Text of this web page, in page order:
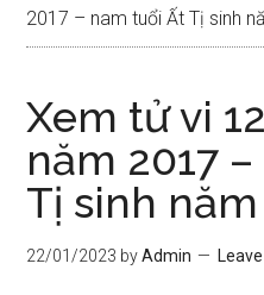
2017 – nam tuổi Ất Tị sinh
Xem tử vi
năm 2017
Tị sinh
22/01/2023 byAdmin